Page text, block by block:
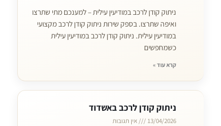
ניתוק קודן לרכב במודיעין עילית – למענכם מתי שתרצו
ואיפה שתרצו. בספק שירות ניתוק קודן לרכב מקצועי
במודיעין עילית. ניתוק קודן לרכב במודיעין עילית
כשמחפשים
קרא עוד »
ניתוק קודן לרכב באשדוד
13/04/2026 אין תגובות